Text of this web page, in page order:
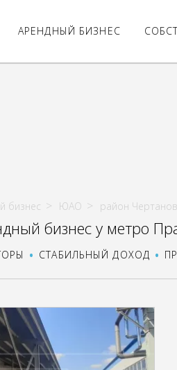
АРЕНДНЫЙ БИЗНЕС
бизнес ЮАО район
бизнес у метро
СТАБИЛЬНЫЙ ДОХОД